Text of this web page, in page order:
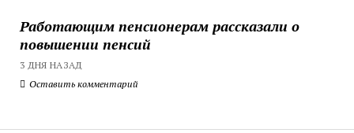
Работающим пенсионерам рассказали о
повышении пенсий
3 ДНЯ НАЗАД
Оставить комментарий